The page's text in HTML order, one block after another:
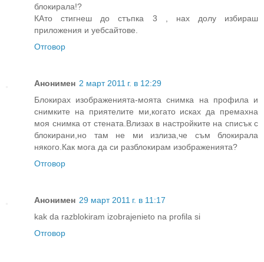
блокирала!?
КАто стигнеш до стъпка 3 , нах долу избираш
приложения и уебсайтове.
Отговор
Анонимен 2 март 2011 г. в 12:29
Блокирах изображенията-моята снимка на профила и
снимките на приятелите ми,когато исках да премахна
моя снимка от стената.Влизах в настройките на списък с
блокирани,но там не ми излиза,че съм блокирала
някого.Как мога да си разблокирам изображенията?
Отговор
Анонимен 29 март 2011 г. в 11:17
kak da razblokiram izobrajenieto na profila si
Отговор